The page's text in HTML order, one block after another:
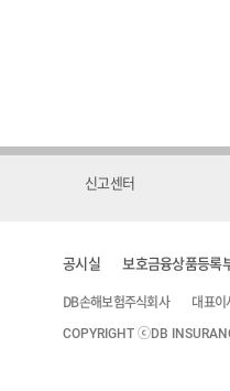
신고센터
공시실 보호금융상품등록
DB손해보험주식회사 대표이
COPYRIGHT ⓒDB